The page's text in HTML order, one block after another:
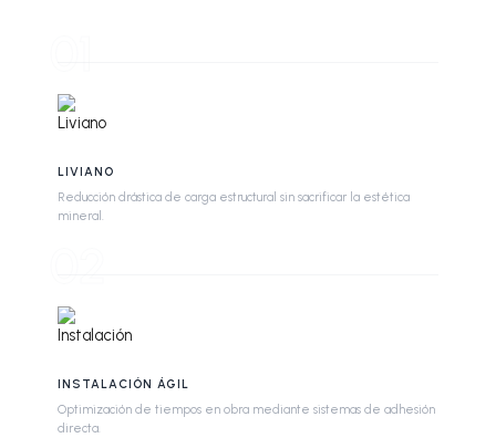
LIVIANO
Reducción drástica de carga estructural sin sacrificar la estética
mineral.
INSTALACIÓN ÁGIL
Optimización de tiempos en obra mediante sistemas de adhesión
directa.